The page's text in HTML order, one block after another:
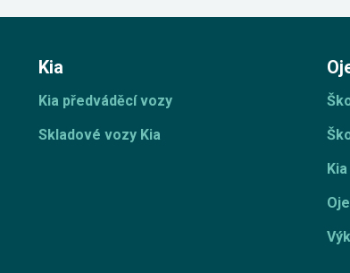
Kia
Kia předváděcí vozy
Skladové vozy Kia
Kia